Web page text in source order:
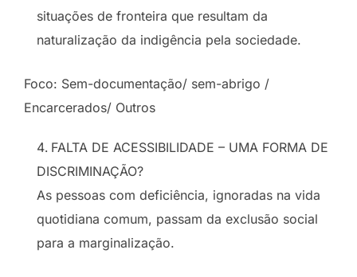
situações de fronteira que resultam da
naturalização da indigência pela sociedade.
Foco: Sem-documentação/ sem-abrigo /
Encarcerados/ Outros
FALTA DE ACESSIBILIDADE – UMA FORMA DE
DISCRIMINAÇÃO?
As pessoas com deficiência, ignoradas na vida
quotidiana comum, passam da exclusão social
para a marginalização.